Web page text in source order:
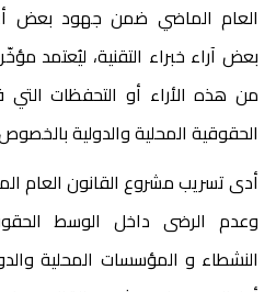
العام الماضي ضمن جهود بعض
بعض آراء خبراء التقنية، ليُعتمد
من هذه الأراء أو التحفظات
الحقوقية المحلية والدولية
أدى تسريب مشروع القانون العام
وعدم الرضى داخل الوسط
النشطاء و المؤسسات المحلية